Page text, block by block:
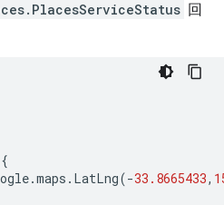
回
{
.maps . LatLng(-33.8665433,